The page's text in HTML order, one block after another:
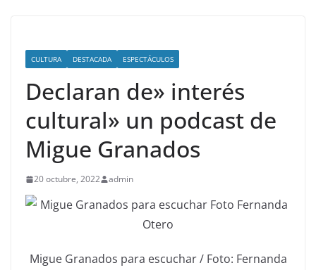
CULTURA DESTACADA ESPECTÁCULOS
Declaran de» interés
cultural» un podcast de
Migue Granados
20 octubre, 2022 admin
Migue Granados para escuchar / Foto: Fernanda